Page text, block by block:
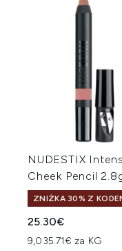
NUDESTIX
Cheek Pencil
ZNIŻKA 30% Z
25.30€
9,035.71€ za KG